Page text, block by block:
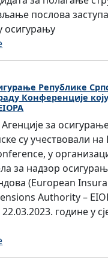
а
р
е
а
с
о
ц
и
ј
а
ц
и
е
с
е
Р
е
п
б
л
и
к
е
С
р
п
с
к
у
ч
и
с
у
ч
н
и
х
и
с
п
и
а
з
т
е
а
н
д
и
д
а
т
и
м
к
о
послова
осигурању
:
О
л
у
к
а
о
о
р
г
а
н
з
а
Републике
Конференције коју
за
су учествовали на
у
за надзор
(European
Authority –
године у
:
А